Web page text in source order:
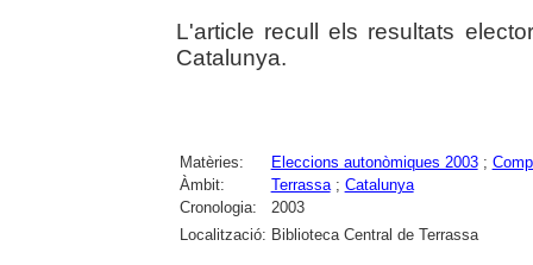
L'article recull els resultats
Catalunya.
Matèries: Eleccions autonòmiques 2003;
Àmbit:
Terrassa; Catalunya
Cronologia:
2003
Localització: Biblioteca Central de Terrassa